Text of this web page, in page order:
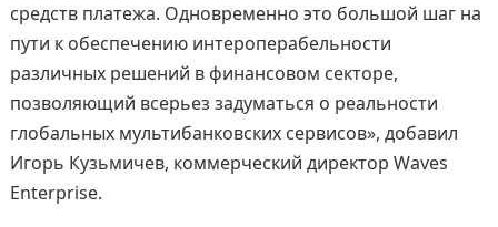
средств платежа. Одновременно это большой шаг на
пути к обеспечению интероперабельности
различных решений в финансовом секторе,
позволяющий всерьез задуматься о реальности
глобальных мультибанковских сервисов», добавил
Игорь Кузьмичев, коммерческий директор Waves
Enterprise.